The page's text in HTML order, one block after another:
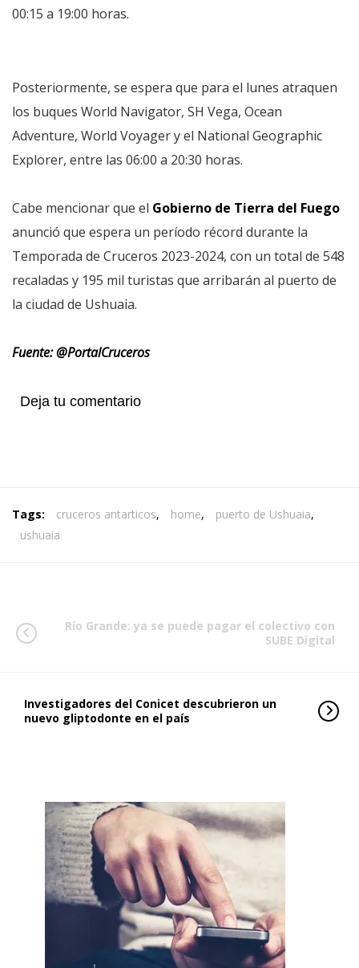
00:15 a 19:00 horas.
Posteriormente, se espera que para el lunes atraquen
los buques World Navigator, SH Vega, Ocean
Adventure, World Voyager y el National Geographic
Explorer, entre las 06:00 a 20:30 horas.
Cabe mencionar que el Gobierno de Tierra del Fuego
anunció que espera un período récord durante la
Temporada de Cruceros 2023-2024, con un total de 548
recaladas y 195 mil turistas que arribarán al puerto de
la ciudad de Ushuaia.
Fuente: @PortalCruceros
Deja tu comentario
Tags: cruceros antarticos, home, puerto de Ushuaia,
ushuaia
Río Grande: ya se puede pagar el colectivo con
SUBE Digital
Investigadores del Conicet descubrieron un
nuevo gliptodonte en el país